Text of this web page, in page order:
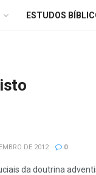
ESTUDOS
DE 2012 0
da doutrina